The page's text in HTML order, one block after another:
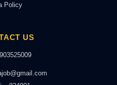
Policy
US